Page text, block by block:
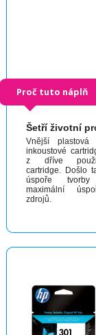
Proč tuto náplň
Šetří životní
Vnější plastová
inkoustové
z dříve
cartridge. Došlo
úspoře
maximální
zdrojů.